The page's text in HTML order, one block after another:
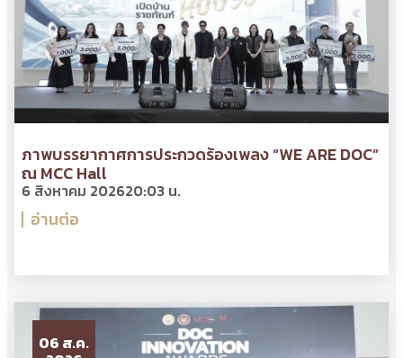
ภาพบรรยากาศการประกวดร้องเพลง “WE ARE DOC”
ณ MCC Hall
6 สิงหาคม 202620:03 น.
อ่านต่อ
06 ส.ค.